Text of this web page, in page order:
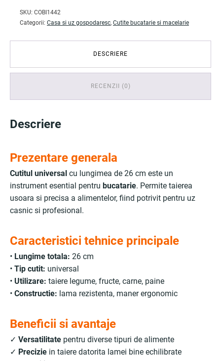
SKU: COBI1442
Categorii: Casa si uz gospodaresc, Cutite bucatarie si macelarie
DESCRIERE
RECENZII (0)
Descriere
Prezentare generala
Cutitul universal cu lungimea de 26 cm este un
instrument esential pentru bucatarie. Permite taierea
usoara si precisa a alimentelor, fiind potrivit pentru uz
casnic si profesional.
Caracteristici tehnice principale
• Lungime totala: 26 cm
• Tip cutit: universal
• Utilizare: taiere legume, fructe, carne, paine
• Constructie: lama rezistenta, maner ergonomic
Beneficii si avantaje
✓ Versatilitate pentru diverse tipuri de alimente
✓ Precizie in taiere datorita lamei bine echilibrate